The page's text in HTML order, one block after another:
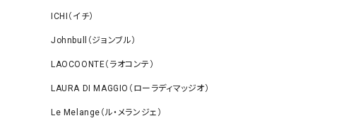
ICHI（イチ）
Johnbull（ジョンブル）
LAOCOONTE（ラオコンテ）
LAURA DI MAGGIO（ローラディマッジオ）
Le Melange（ル・メランジェ）